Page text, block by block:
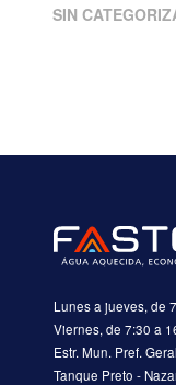
SIN
Lunes a jueves, de
Viernes, de 7:30 a
Estr. Mun. Pref.
Tanque Preto -